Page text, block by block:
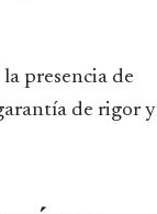
presencia de
de rigor y